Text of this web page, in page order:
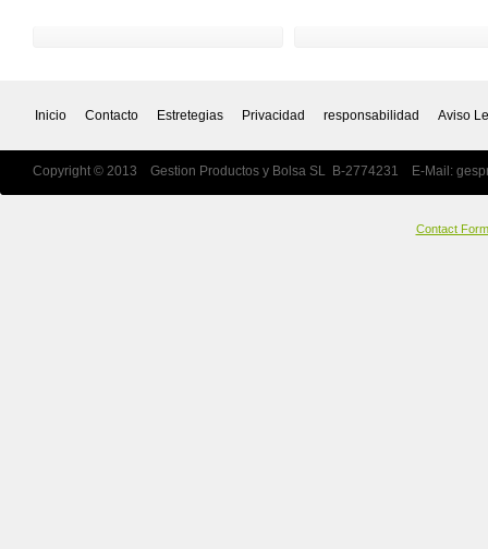
Inicio Contacto Estretegias Privacidad responsabilidad Aviso
Copyright © 2013 Gestion Productos y Bolsa SL B-2774231 E-Mail:
Contact Form